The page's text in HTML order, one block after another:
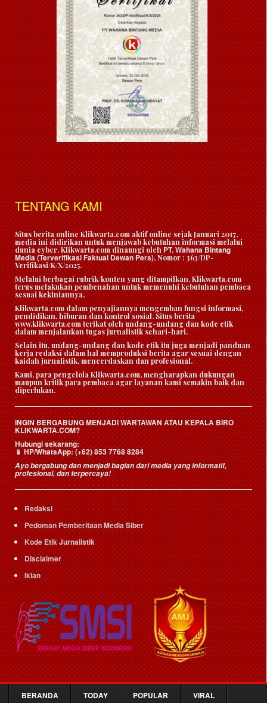
TENTANG KAMI
Situs berita online Klikwarta.com aktif online sejak Januari 2017,
media ini didirikan untuk menjawab kebutuhan informasi melalui
dunia cyber. Klikwarta.com dinaungi oleh PT. Wahana Bintang
Media (Terverifikasi Faktual Dewan Pers), Nomor : 363/DP-
Verifikasi/K/X/2025.
Melalui berbagai rubrik/konten yang ditampilkan, Klikwarta.com
terus melakukan pembenahan untuk memenuhi kebutuhan pembaca
sesuai kekiniannya.
Klikwarta.com dalam penyajiannya mengemban fungsi informasi,
pendidikan, hiburan dan kontrol sosial. Situs berita
www.klikwarta.com terikat oleh undang-undang dan kode etik
dalam menjalankan tugas jurnalistik sehari-hari.
Selain itu, undang-undang dan kode etik itu juga menjadi panduan
kerja redaksi dalam hal memproduksi berita agar sesuai dengan
kaidah jurnalistik, mencerdaskan dan profesional.
Kami, para pengelola Klikwarta.com, mengharapkan dukungan
maupun kritik para pembaca agar layanan kami semakin baik dan
diperlukan.
INGIN BERGABUNG MENJADI WARTAWAN ATAU KEPALA BIRO
KLIKWARTA.COM?
Hubungi sekarang:
📱HP/WhatsApp:(+62) 853 7768 8284
Ayo bergabung dan menjadi bagian dari media yang informatif,
profesional, dan terpercaya!
Redaksi
Pedoman Pemberitaan Media Siber
Kode Etik Jurnalistik
Disclaimer
Iklan
BERANDA TODAY POPULAR VIRAL